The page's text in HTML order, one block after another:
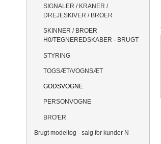
SIGNALER / KRANER /
DREJESKIVER / BROER
SKINNER / BROER
H0/TEGNEREDSKABER - BRUGT
STYRING
TOGSÆT/VOGNSÆT
GODSVOGNE
PERSONVOGNE
BRO'ER
Brugt modeltog - salg for kunder N